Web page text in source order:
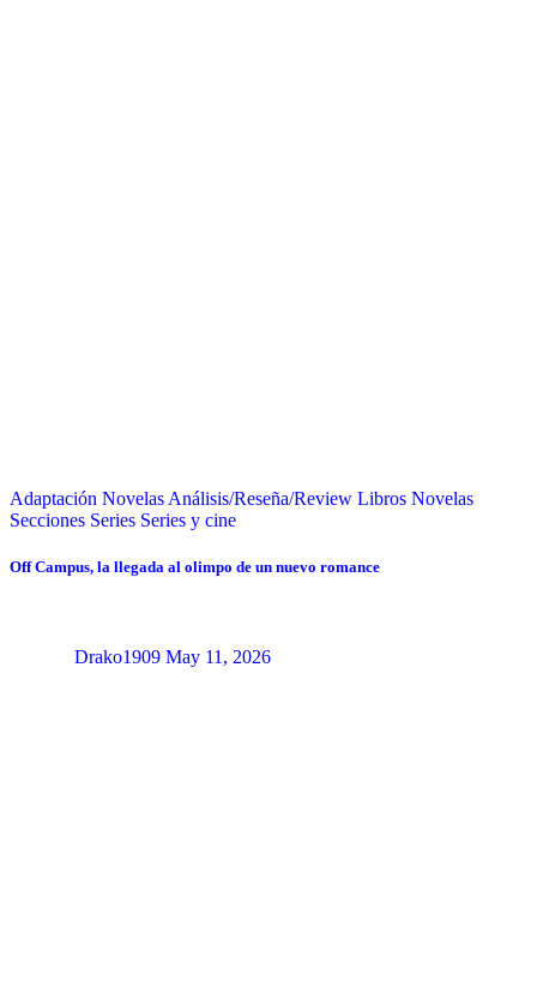
Adaptación Novelas Análisis/Reseña/Review Libros Novelas
Secciones Series Series y cine
Off Campus, la llegada al olimpo de un nuevo romance
Drako1909 May 11, 2026